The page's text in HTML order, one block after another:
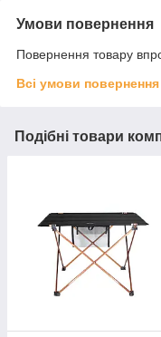
Умови повернення
Повернення товару
Всі умови повернення
Подібні товари